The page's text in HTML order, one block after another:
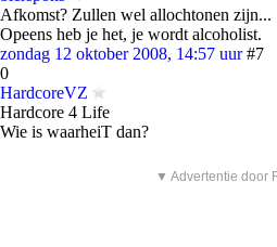
Afkomst? Zullen wel allochtonen zijn...
Opeens heb je het, je wordt alcoholist.
zondag 12 oktober 2008, 14:57 uur #7
0
HardcoreVZ
Hardcore 4 Life
Wie is waarheiT dan?
▼ Advertentie door